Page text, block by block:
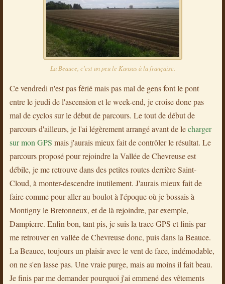
La Beauce, c'est un peu le Kansas à la française.
Ce vendredi n'est pas férié mais pas mal de gens font le pont
entre le jeudi de l'ascension et le week-end, je croise donc pas
mal de cyclos sur le début de parcours. Le tout de début de
parcours d'ailleurs, je l'ai légèrement arrangé avant de lecharger
sur mon GPS mais j'aurais mieux fait de contrôler le résultat. Le
parcours proposé pour rejoindre la Vallée de Chevreuse est
débile, je me retrouve dans des petites routes derrière Saint-
Cloud, à monter-descendre inutilement. J'aurais mieux fait de
faire comme pour aller au boulot à l'époque où je bossais à
Montigny le Bretonneux, et de là rejoindre, par exemple,
Dampierre. Enfin bon, tant pis, je suis la trace GPS et finis par
me retrouver en vallée de Chevreuse donc, puis dans la Beauce.
La Beauce, toujours un plaisir avec le vent de face, indémodable,
on ne s'en lasse pas. Une vraie purge, mais au moins il fait beau.
Je finis par me demander pourquoi j'ai emmené des vêtements